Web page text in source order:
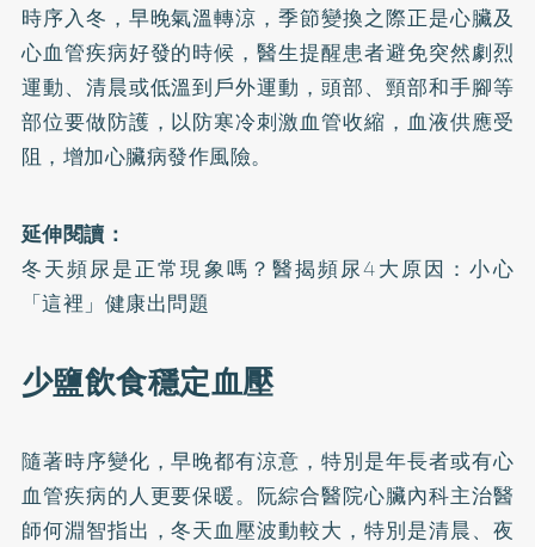
時序入冬，早晚氣溫轉涼，季節變換之際正是心臟及
心血管疾病好發的時候，醫生提醒患者避免突然劇烈
運動、清晨或低溫到戶外運動，頭部、頸部和手腳等
部位要做防護，以防寒冷刺激血管收縮，血液供應受
阻，增加心臟病發作風險。
延伸閱讀：
冬天頻尿是正常現象嗎？醫揭頻尿4大原因：小心
「這裡」健康出問題
少鹽飲食穩定血壓
隨著時序變化，早晚都有涼意，特別是年長者或有心
血管疾病的人更要保暖。阮綜合醫院心臟內科主治醫
師何淵智指出，冬天血壓波動較大，特別是清晨、夜